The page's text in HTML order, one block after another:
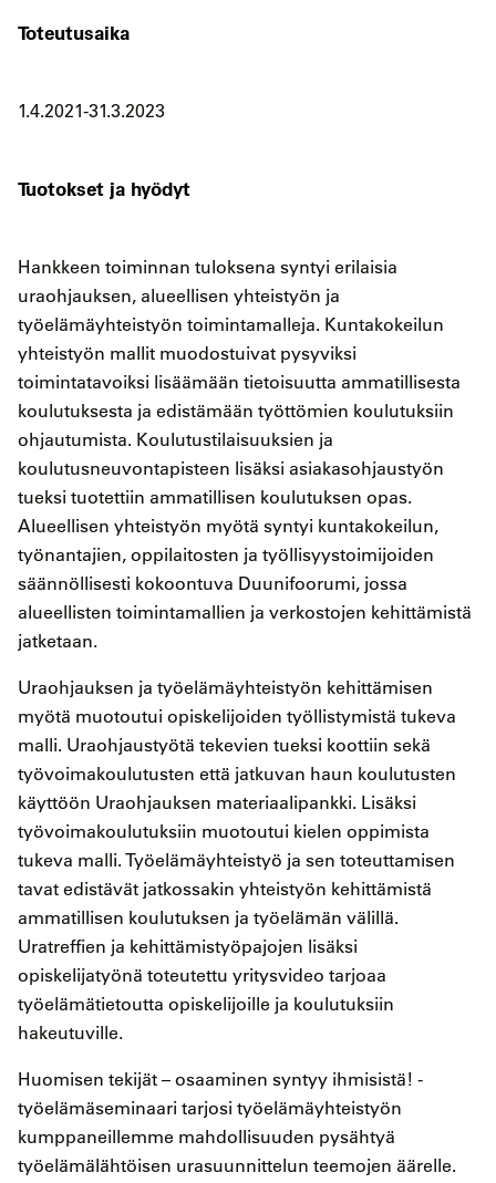
Toteutusaika
1.4.2021-31.3.2023
Tuotokset ja hyödyt
Hankkeen toiminnan tuloksena syntyi erilaisia
uraohjauksen, alueellisen yhteistyön ja
työelämäyhteistyön toimintamalleja. Kuntakokeilun
yhteistyön mallit muodostuivat pysyviksi
toimintatavoiksi lisäämään tietoisuutta ammatillisesta
koulutuksesta ja edistämään työttömien koulutuksiin
ohjautumista. Koulutustilaisuuksien ja
koulutusneuvontapisteen lisäksi asiakasohjaustyön
tueksi tuotettiin ammatillisen koulutuksen opas.
Alueellisen yhteistyön myötä syntyi kuntakokeilun,
työnantajien, oppilaitosten ja työllisyystoimijoiden
säännöllisesti kokoontuva Duunifoorumi, jossa
alueellisten toimintamallien ja verkostojen kehittämistä
jatketaan.
Uraohjauksen ja työelämäyhteistyön kehittämisen
myötä muotoutui opiskelijoiden työllistymistä tukeva
malli. Uraohjaustyötä tekevien tueksi koottiin sekä
työvoimakoulutusten että jatkuvan haun koulutusten
käyttöön Uraohjauksen materiaalipankki. Lisäksi
työvoimakoulutuksiin muotoutui kielen oppimista
tukeva malli. Työelämäyhteistyö ja sen toteuttamisen
tavat edistävät jatkossakin yhteistyön kehittämistä
ammatillisen koulutuksen ja työelämän välillä.
Uratreffien ja kehittämistyöpajojen lisäksi
opiskelijatyönä toteutettu yritysvideo tarjoaa
työelämätietoutta opiskelijoille ja koulutuksiin
hakeutuville.
Huomisen tekijät – osaaminen syntyy ihmisistä! -
työelämäseminaari tarjosi työelämäyhteistyön
kumppaneillemme mahdollisuuden pysähtyä
työelämälähtöisen urasuunnittelun teemojen äärelle.